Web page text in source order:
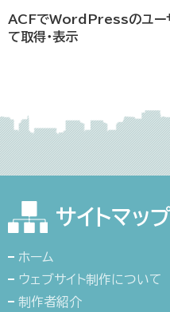
ACFでWordPressのユー
て取得・表示
サイトマッ
ホーム
ウェブサイト制作について
制作者紹介